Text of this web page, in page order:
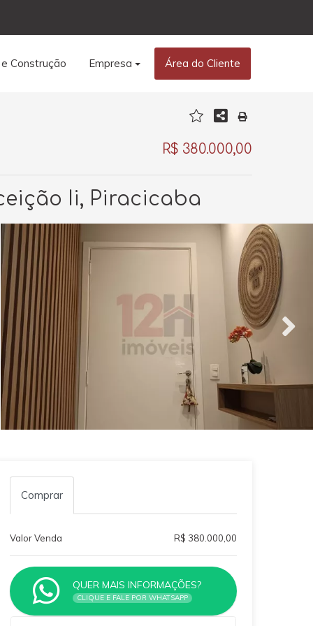
Construção Empresa Área do Cliente
R$ 380.000,00
Ii, Piracicaba
Comprar
Valor Venda R$ 380.000,00
QUER MAIS INFORMAÇÕES?
CLIQUE E FALE POR WHATSAPP